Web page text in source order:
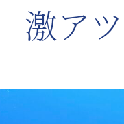
激アツ